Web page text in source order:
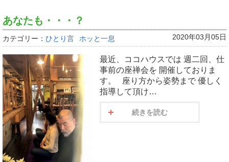
あなたも・・・？
カテゴリー： ひとり言 ホッと一息 2020年03月05日
最近、ココハウスでは 週二回、仕
事前の座禅会を 開催しておりま
す。 座り方から姿勢まで 優しく
指導して頂け…
続きを読む